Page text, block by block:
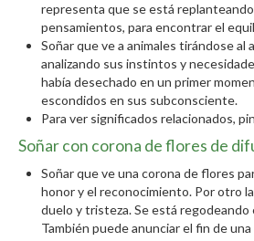
representa que se está
pensamientos, para encontrar el
Soñar que ve a animales tirándose al
analizando sus instintos y
había desechado en un primer
escondidos en sus subconsciente.
Para ver significados relacionados,
Soñar con corona de flores de
Soñar que ve una corona de flores
honor y el reconocimiento. Por otro
duelo y tristeza. Se está regodeando
También puede anunciar el fin de